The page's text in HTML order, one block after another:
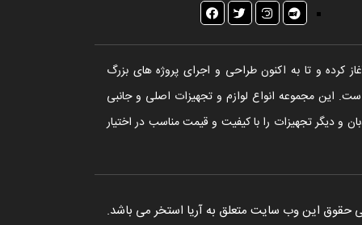
سونا و جکوزی آغاز کرده و تا به اکنون طراحی و اجرای پروژه های بزرگ
این مجموعه انواع لوازم و تجهیزات اصلی و جانبی
و دیگر تجهیزات را با کیفیت و قیمت مناسب در اختیار
حقوق این وب سایت متعلق به آریا استخر می باشد.